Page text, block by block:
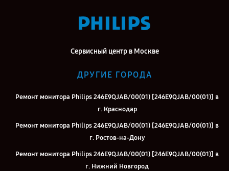
Сервисный центр в Москве
ДРУГИЕ ГОРОДА
Ремонт монитора Philips 246E9QJAB/00(01) [246E9QJAB/00(01)] в
г. Краснодар
Ремонт монитора Philips 246E9QJAB/00(01) [246E9QJAB/00(01)] в
г. Ростов-на-Дону
Ремонт монитора Philips 246E9QJAB/00(01) [246E9QJAB/00(01)] в
г. Нижний Новгород